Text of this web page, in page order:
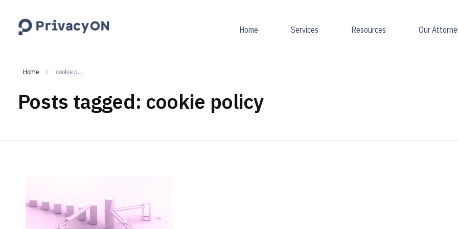
Home Services Resources Our
Home cookie p...
Posts tagged: cookie policy